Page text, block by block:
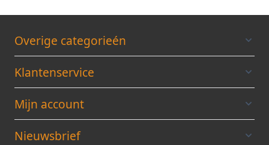
Overige categorieén
Klantenservice
Mijn account
Nieuwsbrief